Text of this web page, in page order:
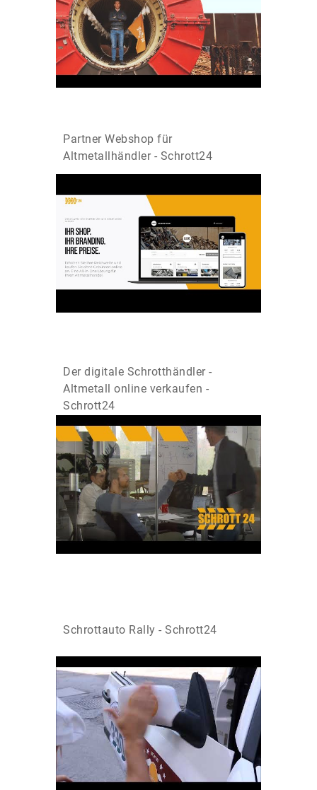
Partner Webshop für
Altmetallhändler - Schrott24
Der digitale Schrotthändler -
Altmetall online verkaufen -
Schrott24
Schrottauto Rally - Schrott24